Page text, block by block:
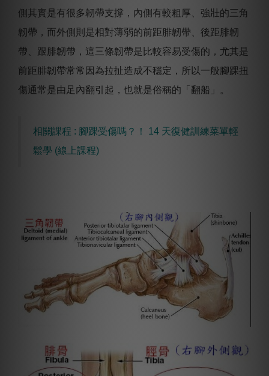
側其實是有很多韌帶支撐，內側有較粗厚、強壯的三角
韌帶，而外側則是相對薄弱的前距腓韌帶、後距腓韌
帶、跟腓韌帶，這三條韌帶是比較容易受傷的，尤其是
前距腓韌帶常常因為拉扯造成不穩定，所以一般腳踝扭
傷通常是由足內翻引起，也就是俗稱的「翻船」。
相關課程 : 腳踝受傷嗎？！ 14 天復健訓練菜單輕
鬆學 (線上課程)